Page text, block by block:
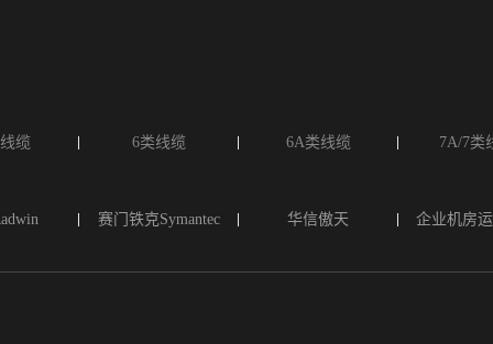
缆 6类线缆 6A类线缆 7A/7类
赛门铁克Symantec 华信傲天 企业机房